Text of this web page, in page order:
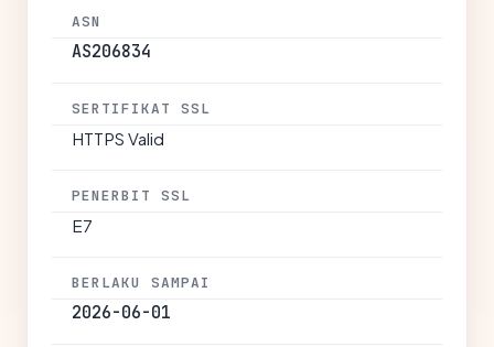
ASN
AS206834
SERTIFIKAT SSL
HTTPS Valid
PENERBIT SSL
E7
BERLAKU SAMPAI
2026-06-01